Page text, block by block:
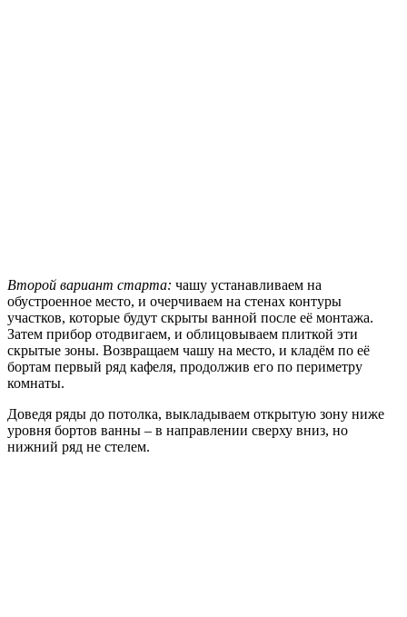
Второй вариант старта: чашу устанавливаем на
обустроенное место, и очерчиваем на стенах контуры
участков, которые будут скрыты ванной после её монтажа.
Затем прибор отодвигаем, и облицовываем плиткой эти
скрытые зоны. Возвращаем чашу на место, и кладём по её
бортам первый ряд кафеля, продолжив его по периметру
комнаты.
Доведя ряды до потолка, выкладываем открытую зону ниже
уровня бортов ванны – в направлении сверху вниз, но
нижний ряд не стелем.